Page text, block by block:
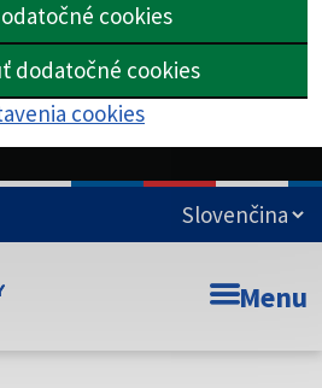
cookies
dodatočné cookies
cookies
Prešovského
Menu